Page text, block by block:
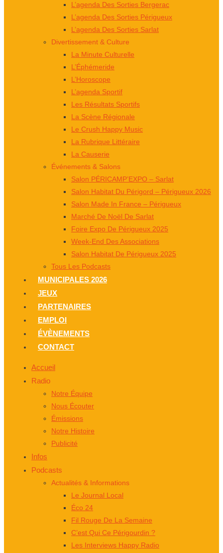
L’agenda Des Sorties Bergerac
L’agenda Des Sorties Périgueux
L’agenda Des Sorties Sarlat
Divertissement & Culture
La Minute Culturelle
L’Éphémeride
L’Horoscope
L’agenda Sportif
Les Résultats Sportifs
La Scène Régionale
Le Crush Happy Music
La Rubrique Littéraire
La Causerie
Événements & Salons
Salon PÉRICAMP’EXPO – Sarlat
Salon Habitat Du Périgord – Périgueux 2026
Salon Made In France – Périgueux
Marché De Noël De Sarlat
Foire Expo De Périgueux 2025
Week-End Des Associations
Salon Habitat De Périgueux 2025
Tous Les Podcasts
MUNICIPALES 2026
JEUX
PARTENAIRES
EMPLOI
ÉVÈNEMENTS
CONTACT
Accueil
Radio
Notre Équipe
Nous Écouter
Émissions
Notre Histoire
Publicité
Infos
Podcasts
Actualités & Informations
Le Journal Local
Éco 24
Fil Rouge De La Semaine
C’est Qui Ce Périgourdin ?
Les Interviews Happy Radio